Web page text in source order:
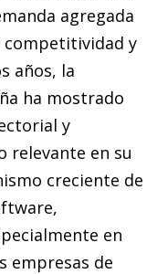
agregada
y
años, la
ha mostrado
y
relevante en su
creciente de
en
empresas de